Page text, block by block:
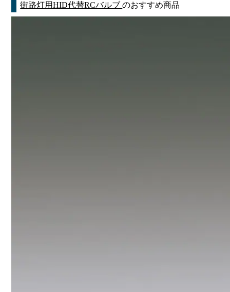
街路灯用HID代替RCバルブのおすすめ商品